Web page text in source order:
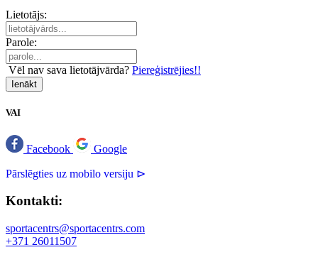
Lietotājs:
Parole:
Vēl nav sava lietotājvārda? Piereģistrējies!!
Ienākt
VAI
Facebook Google
Pārslēgties uz mobilo versiju ⊳
Kontakti:
sportacentrs@sportacentrs.com
+371 26011507